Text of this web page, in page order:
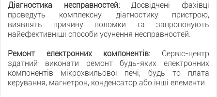
Діагностика несправностей:Досвідчені фахівці
проведуть комплексну діагностику пристрою,
виявлять причину поломки та запропонують
найефективніші способи усунення несправностей.
Ремонт електронних компонентів: Сервіс-центр
здатний виконати ремонт будь-яких електронних
компонентів мікрохвильової печі, будь то плата
керування, магнетрон, конденсатор або інші елементи.